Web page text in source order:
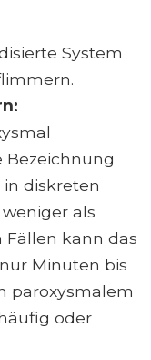
System
Bezeichnung
diskreten
als
Fällen kann das
Minuten bis
paroxysmalem
oder